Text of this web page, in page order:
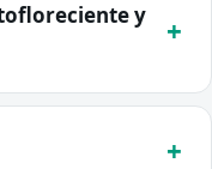
y